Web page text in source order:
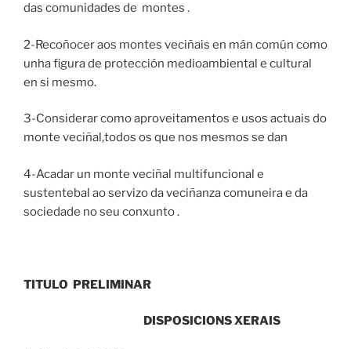
das comunidades de montes .
2-Recoñocer aos montes veciñais en mán común como
unha figura de protección medioambiental e cultural
en si mesmo.
3-Considerar como aproveitamentos e usos actuais do
monte veciñal,todos os que nos mesmos se dan
4-Acadar un monte veciñal multifuncional e
sustentebal ao servizo da veciñanza comuneira e da
sociedade no seu conxunto .
TITULO PRELIMINAR
DISPOSICIONS XERAIS